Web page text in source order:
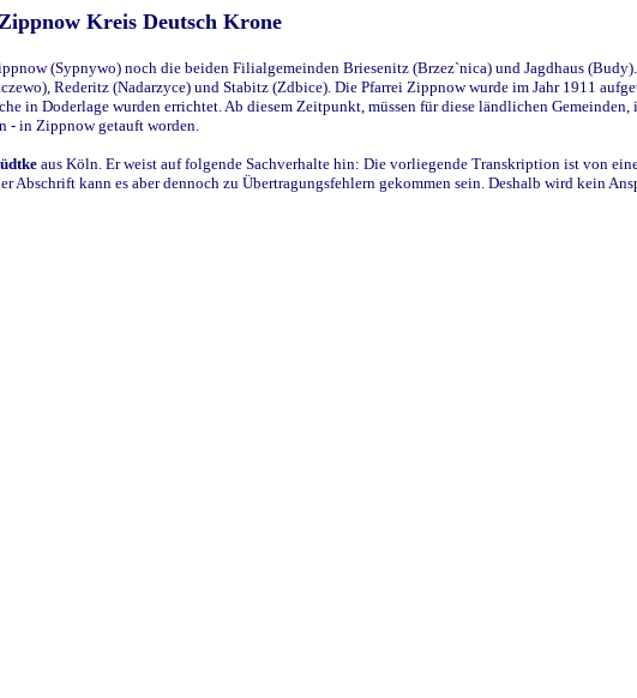
Kreis Deutsch Krone
(Sypnywo) noch die beiden Filialgemeinden Briesenitz (Brzez`nica) und Jagdhaus
Rederitz (Nadarzyce) und Stabitz (Zdbice). Die Pfarrei Zippnow wurde im Jahr 1911
in Doderlage wurden errichtet. Ab diesem Zeitpunkt, müssen für diese ländlichen
- in Zippnow getauft worden.
aus Köln. Er weist auf folgende Sachverhalte hin: Die vorliegende Transkription ist von
kann es aber dennoch zu Übertragungsfehlern gekommen sein. Deshalb wird kein